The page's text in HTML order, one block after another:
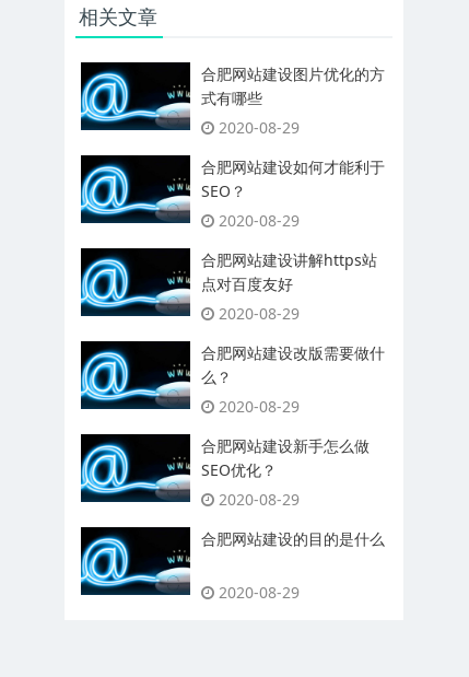
相关文章
合肥网站建设图片优化的方
式有哪些
2020-08-29
合肥网站建设如何才能利于
SEO？
2020-08-29
合肥网站建设讲解https站
点对百度友好
2020-08-29
合肥网站建设改版需要做什
么？
2020-08-29
合肥网站建设新手怎么做
SEO优化？
2020-08-29
合肥网站建设的目的是什么
2020-08-29